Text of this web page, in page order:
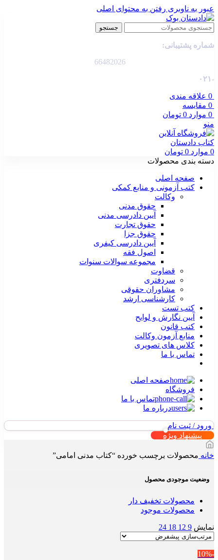
عبور به ناوبری رفتن به محتوای اصلی
جستجو
شماره پشتیبانی:
66482026
-۰۲۱
0 علاقه مندی
0 مقایسه
0 موارد 0 تومان
منو
0 موارد 0 تومان
دسته بندی محصولات
صفحه اصلی
کتب آزمونی و منابع کمکی
وکالت
حقوق مدنی
آیین دادرسی مدنی
حقوق تجارت
حقوق جزا
آیین دادرسی کیفری
اصول فقه
مجموعه سوالات سنوات
قضاوت
سردفتری
مشاوران حقوقی
کارشناسی ارشد
کتب تست
آیین نگارش و لوایح
کتب قانون
منابع آزمون وکالت
کلاس های تصویری
تماس با ما
صفحه اصلی
فروشگاه
تماس با ما
درباره ما
ورود / ثبت نام
پیشنهاد ویژه
خانه محصولات برچسب خورده “کتاب مدنی امامی”
وضعیت موجودی محصول
محصولات تخفیف دار
محصولات موجود
نمایش 9
12
18
24
-10%